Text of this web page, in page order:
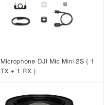
Microphone DJI Mic Mini 2S ( 1
TX + 1 RX )